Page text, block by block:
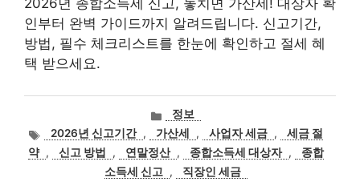
2026년 종합소득세 신고, 놓치면 가산세! 대상자 확
인부터 완벽 가이드까지 알려드립니다. 신고기간,
방법, 필수 체크리스트를 한눈에 확인하고 절세 혜
택 받으세요.
카
테
고
리
정보
태2026년 신고기간 , 가산세 , 사업자 세금 ,
세금 절
약 , 신고 방법 , 연말정산 , 종합소득세 대상자 ,
종합
소득세 신고
, 직장인 세금